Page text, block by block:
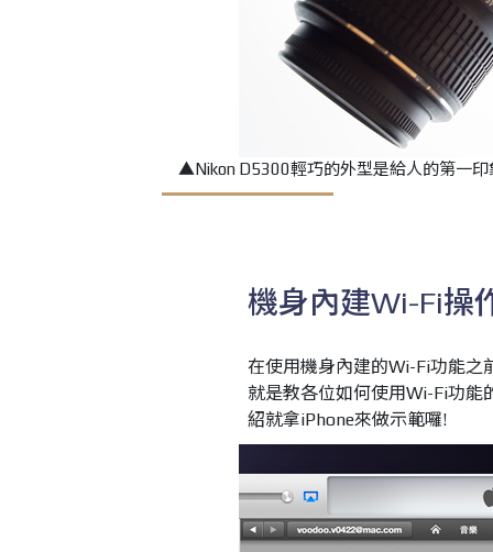
▲Nikon D5300輕巧的外型是給人的第一
機身內建Wi-Fi操
在使用機身內建的Wi-Fi功能之
就是教各位如何使用Wi-Fi功能
紹就拿iPhone來做示範囉!